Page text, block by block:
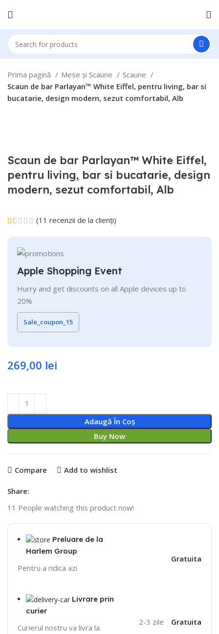
Prima pagină Mese și Scaune
Scaune
Scaun de bar Parlayan™ White Eiffel, pentru living, bar si
bucatarie, design modern, sezut comfortabil, Alb
Scaun de bar Parlayan™ White Eiffel,
pentru living, bar si bucatarie, design
modern, sezut comfortabil, Alb
(11 recenzii de la clienți)
Apple Shopping Event
Hurry and get discounts on all Apple devices up to
20%
Sale_coupon_15
269,00 lei
Adaugă În Coș
Buy Now
Compare Add to wishlist
Share:
11 People watching this product now!
Preluare de la
Harlem Group
Pentru a ridica azi
Gratuita
Livrare prin
curier
Curierul nostru va livra la
2-3 zile Gratuita